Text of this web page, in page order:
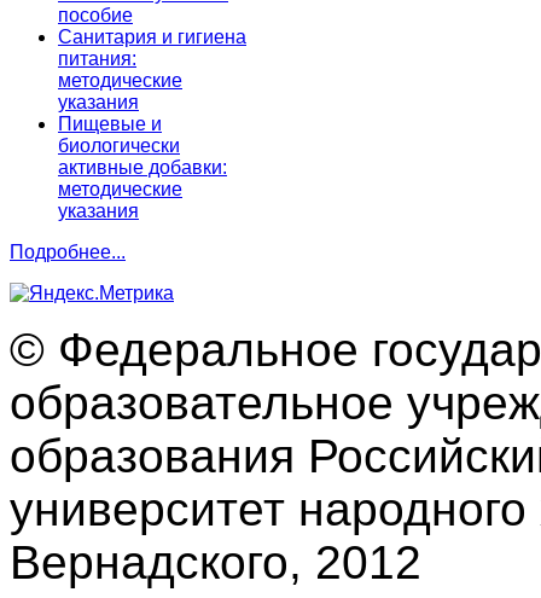
пособие
Санитария и гигиена
питания:
методические
указания
Пищевые и
биологически
активные добавки:
методические
указания
Подробнее...
© Федеральное
образовательное
образования
университет
Вернадского, 2012